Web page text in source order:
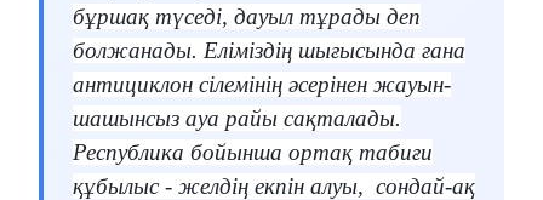
бұршақ түседі, дауыл тұрады деп
болжанады. Еліміздің шығысында ғана
антициклон сілемінің әсерінен жауын-
шашынсыз ауа райы сақталады.
Республика бойынша ортақ табиғи
құбылыс - желдің екпін алуы, сондай-ақ